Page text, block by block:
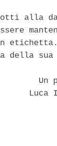
alla
della
Un
Luca